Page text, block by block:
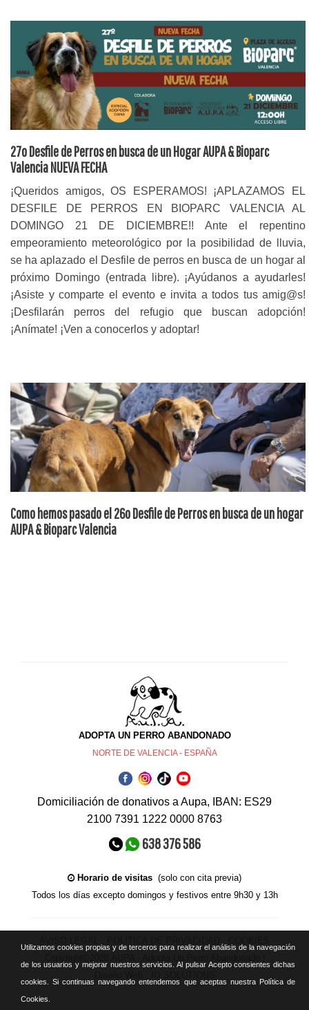
27o Desfile de Perros en busca de un Hogar AUPA & Bioparc
Valencia NUEVA FECHA
¡Queridos amigos, OS ESPERAMOS! ¡APLAZAMOS EL
DESFILE DE PERROS EN BIOPARC VALENCIA AL
DOMINGO 21 DE DICIEMBRE!! Ante el repentino
empeoramiento meteorológico por la posibilidad de lluvia,
se ha aplazado el Desfile de perros en busca de un hogar al
próximo Domingo (entrada libre). ¡Ayúdanos a ayudarles!
¡Asiste y comparte el evento e invita a todos tus amig@s!
¡Desfilarán perros del refugio que buscan adopción!
¡Anímate! ¡Ven a conocerlos y adoptar!
Como hemos pasado el 26o Desfile de Perros en busca de un hogar
AUPA & Bioparc Valencia
ADOPTA UN PERRO ABANDONADO
NORTE DE VALENCIA - ESPAÑA
Domiciliación de donativos a Aupa, IBAN: ES29
2100 7391 1222 0000 8763
638 376 586
Horario de visitas (solo con cita previa)
Todos los días excepto domingos y festivos entre 9h30 y 13h
Utilizamos cookies propias y de terceros para realizar el análisis de la navegación
de los usuarios y mejorar nuestros servicios. Al pulsar Acepto consientes dichas
cookies. Si continuas navegando entendemos que aceptas nuestra Política de
Cookies.